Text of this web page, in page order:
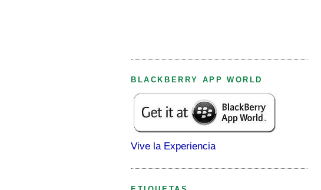
BLACKBERRY APP WORLD
Vive la Experiencia